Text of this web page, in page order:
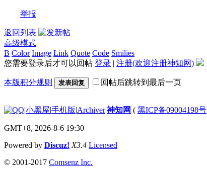
举报
返回列表
高级模式
B Color Image Link Quote Code Smilies
您需要登录后才可以回帖 登录 | 注册(欢迎注册神知网)
本版积分规则 发表回复 回帖后跳转到最后一页
|小黑屋|手机版|Archiver|神知网 ( 黑ICP备09004198号
GMT+8, 2026-8-6 19:30
Powered by Discuz! X3.4 Licensed
© 2001-2017 Comsenz Inc.